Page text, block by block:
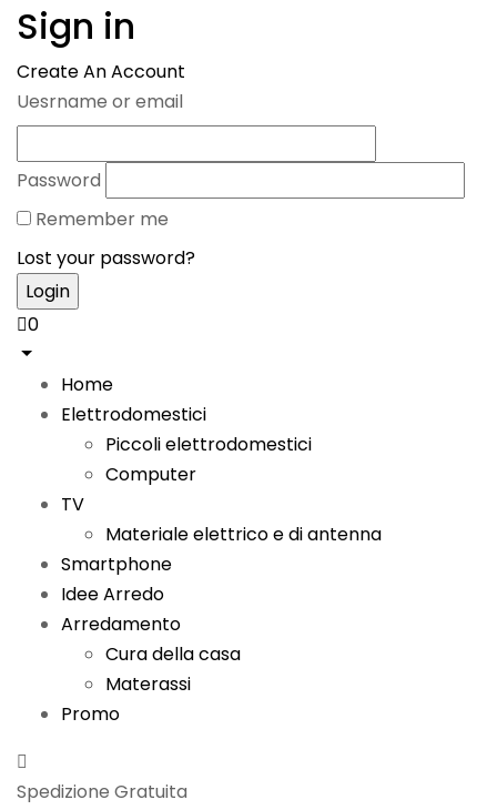
Sign in
Create An Account
Uesrname or email
Password
Remember me
Lost your password?
0
Home
Elettrodomestici
Piccoli elettrodomestici
Computer
TV
Materiale elettrico e di antenna
Smartphone
Idee Arredo
Arredamento
Cura della casa
Materassi
Promo
Spedizione Gratuita